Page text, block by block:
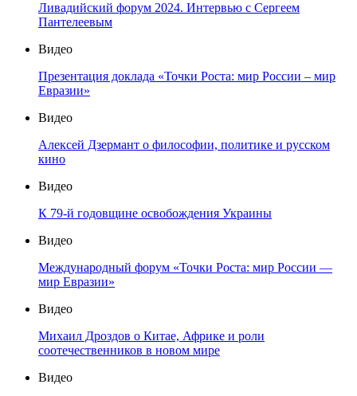
Ливадийский форум 2024. Интервью с Сергеем
Пантелеевым
Видео
Презентация доклада «Точки Роста: мир России – мир
Евразии»
Видео
Алексей Дзермант о философии, политике и русском
кино
Видео
К 79-й годовщине освобождения Украины
Видео
Международный форум «Точки Роста: мир России —
мир Евразии»
Видео
Михаил Дроздов о Китае, Африке и роли
соотечественников в новом мире
Видео